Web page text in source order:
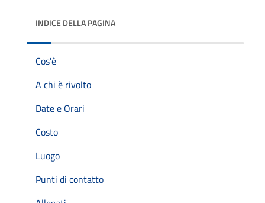
INDICE DELLA PAGINA
Cos'è
A chi è rivolto
Date e Orari
Costo
Luogo
Punti di contatto